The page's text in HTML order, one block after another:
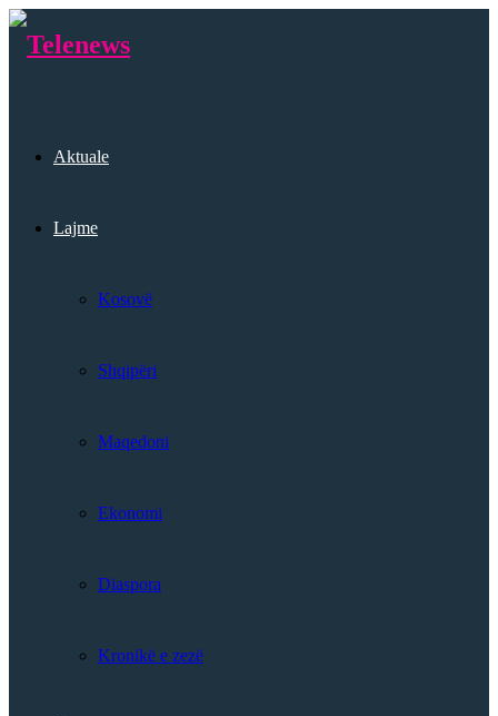
Aktuale
Lajme
Kosovë
Shqipëri
Maqedoni
Ekonomi
Diaspora
Kronikë e zezë